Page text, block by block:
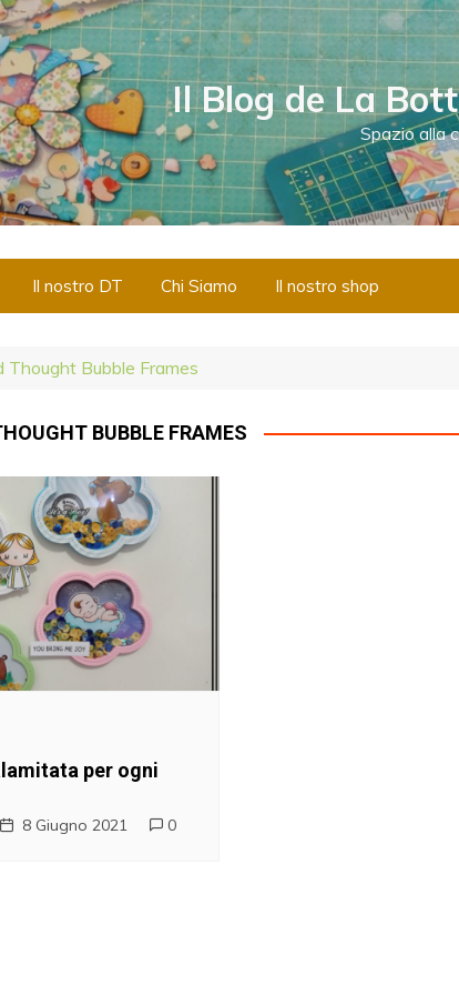
Il Blog de La
Spazio alla
Il nostro DT Chi Siamo Il nostro shop
Thought Bubble Frames
BUBBLE FRAMES
per ogni
8 Giugno 2021 0